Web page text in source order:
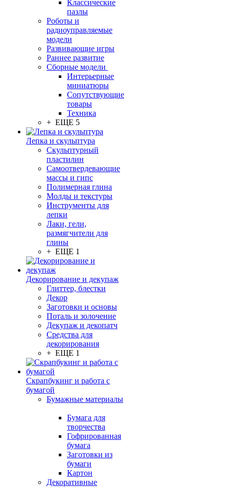
Классические
пазлы
Роботы и
радиоуправляемые
модели
Развивающие игры
Раннее развитие
Сборные модели
Интерьерные
миниатюры
Сопутствующие
товары
Техника
+ ЕЩЕ 5
Лепка и скульптура
Скульптурный
пластилин
Самоотвердевающие
массы и гипс
Полимерная глина
Молды и текстуры
Инструменты для
лепки
Лаки, гели,
размягчители для
глины
+ ЕЩЕ 1
Декорирование и декупаж
Глиттер, блестки
Декор
Заготовки и основы
Поталь и золочение
Декупаж и декопатч
Средства для
декорирования
+ ЕЩЕ 1
Скрапбукинг и работа с
бумагой
Бумажные материалы
Бумага для
творчества
Гофрированная
бумага
Заготовки из
бумаги
Картон
Декоративные